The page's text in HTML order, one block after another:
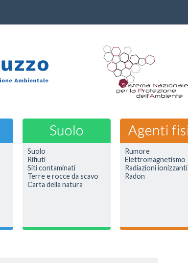
Suolo
Rifiuti
Siti contaminati
Terre e rocce da scavo
Carta della natura
Rumore
Elettromagnetismo
Radiazioni ionizzanti
Radon